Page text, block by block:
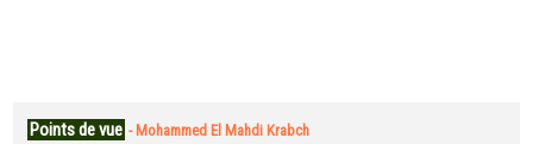
Points de vue - Mohammed El Mahdi Krabch